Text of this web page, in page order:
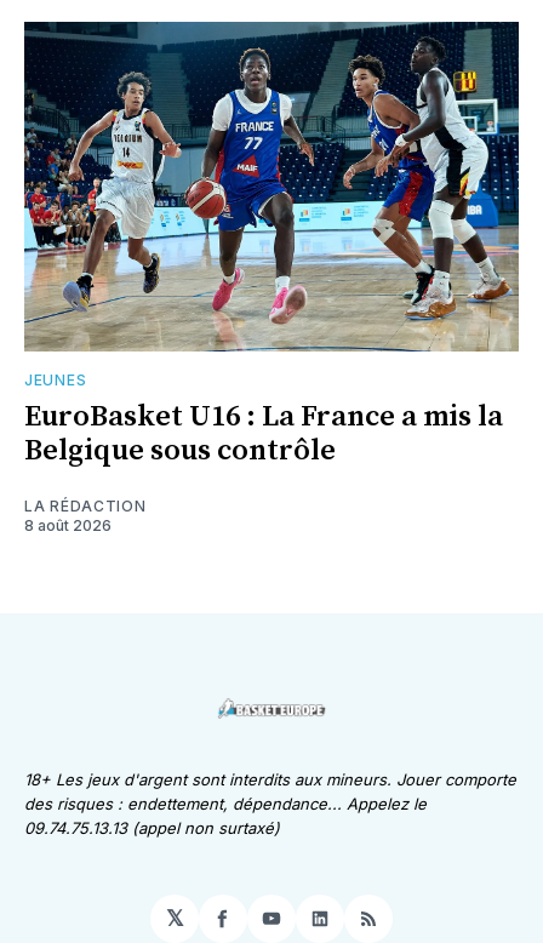
JEUNES
EuroBasket U16 : La France a mis la
Belgique sous contrôle
LA RÉDACTION
8 août 2026
18+ Les jeux d'argent sont interdits aux mineurs. Jouer comporte
des risques : endettement, dépendance... Appelez le
09.74.75.13.13 (appel non surtaxé)
𝕏 Facebook
YouTube
LinkedIn
RSS